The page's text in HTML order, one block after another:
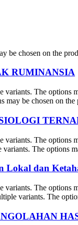
be chosen on the
RUMINANSIA
variants. The options
may be chosen on the
variants. The options
The options
Lokal dan
variants. The options
variants. The